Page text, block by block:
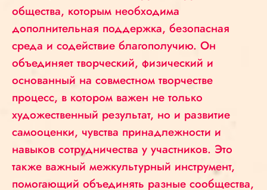
общества, которым необходима
дополнительная поддержка, безопасная
среда и содействие благополучию. Он
объединяет творческий, физический и
основанный на совместном творчестве
процесс, в котором важен не только
художественный результат, но и развитие
самооценки, чувства принадлежности и
навыков сотрудничества у участников. Это
также важный межкультурный инструмент,
помогающий объединять разные сообщества,